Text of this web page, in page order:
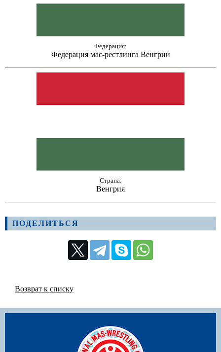
Федерация:
Федерация мас-рестлинга Венгрии
Страна:
Венгрия
ПОДЕЛИТЬСЯ
Возврат к списку